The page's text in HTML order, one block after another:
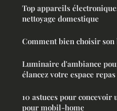
Top appareils
nettoyage domestique
Comment bien choisir
Luminaire d'ambiance
élancez votre espace repas
10 astuces pour concevoir
pour mobil-home